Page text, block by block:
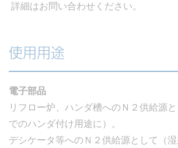
詳細はお問い合わせください。
使用用途
電子部品
リフロー炉、ハンダ槽へのＮ２供給源
でのハンダ付け用途に）。
デシケータ等へのＮ２供給源として（湿